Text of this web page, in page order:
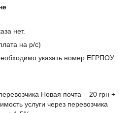
нет.
на р/с)
указать номер ЕГРПОУ
Новая почта – 20 грн +
услуги через перевозчика